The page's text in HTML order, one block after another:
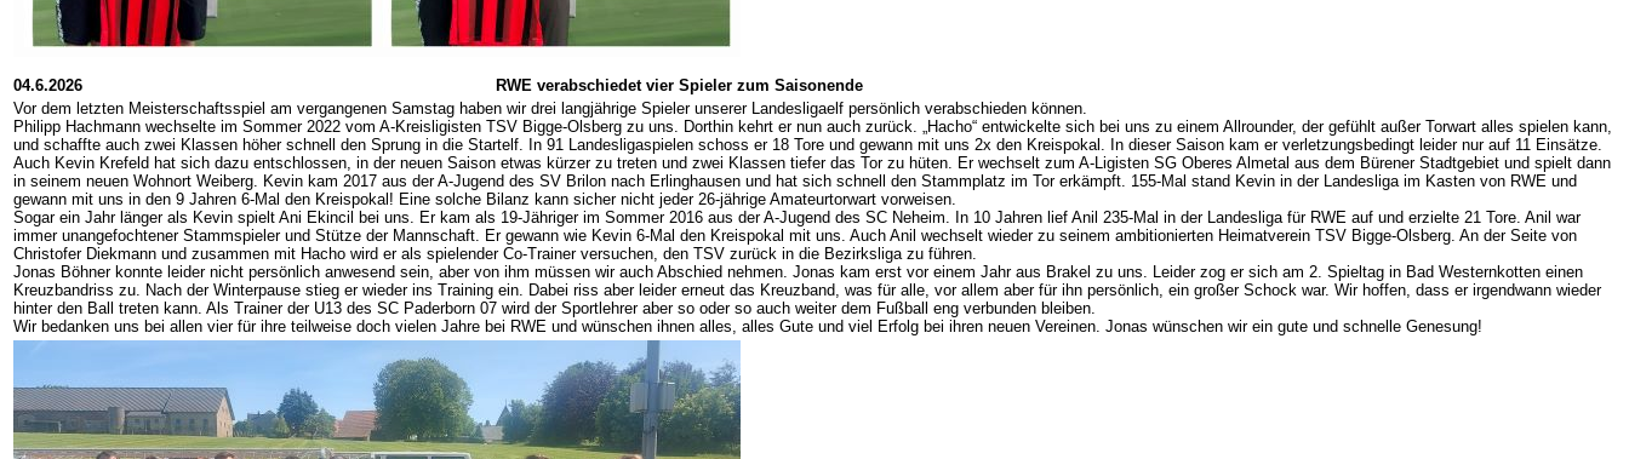
04.6.2026
RWE verabschiedet vier Spieler zum Saisonende
Vor dem letzten Meisterschaftsspiel am vergangenen Samstag haben wir drei langjährige Spieler unserer Landesligaelf persönlich verabschieden können.
Philipp Hachmann wechselte im Sommer 2022 vom A-Kreisligisten TSV Bigge-Olsberg zu uns. Dorthin kehrt er nun auch zurück. „Hacho“ entwickelte sich bei uns zu einem Allrounder, der gefühlt außer Torwart alles spielen kann,
und schaffte auch zwei Klassen höher schnell den Sprung in die Startelf. In 91 Landesligaspielen schoss er 18 Tore und gewann mit uns 2x den Kreispokal. In dieser Saison kam er verletzungsbedingt leider nur auf 11 Einsätze.
Auch Kevin Krefeld hat sich dazu entschlossen, in der neuen Saison etwas kürzer zu treten und zwei Klassen tiefer das Tor zu hüten. Er wechselt zum A-Ligisten SG Oberes Almetal aus dem Bürener Stadtgebiet und spielt dann
in seinem neuen Wohnort Weiberg. Kevin kam 2017 aus der A-Jugend des SV Brilon nach Erlinghausen und hat sich schnell den Stammplatz im Tor erkämpft. 155-Mal stand Kevin in der Landesliga im Kasten von RWE und
gewann mit uns in den 9 Jahren 6-Mal den Kreispokal! Eine solche Bilanz kann sicher nicht jeder 26-jährige Amateurtorwart vorweisen.
Sogar ein Jahr länger als Kevin spielt Ani Ekincil bei uns. Er kam als 19-Jähriger im Sommer 2016 aus der A-Jugend des SC Neheim. In 10 Jahren lief Anil 235-Mal in der Landesliga für RWE auf und erzielte 21 Tore. Anil war
immer unangefochtener Stammspieler und Stütze der Mannschaft. Er gewann wie Kevin 6-Mal den Kreispokal mit uns. Auch Anil wechselt wieder zu seinem ambitionierten Heimatverein TSV Bigge-Olsberg. An der Seite von
Christofer Diekmann und zusammen mit Hacho wird er als spielender Co-Trainer versuchen, den TSV zurück in die Bezirksliga zu führen.
Jonas Böhner konnte leider nicht persönlich anwesend sein, aber von ihm müssen wir auch Abschied nehmen. Jonas kam erst vor einem Jahr aus Brakel zu uns. Leider zog er sich am 2. Spieltag in Bad Westernkotten einen
Kreuzbandriss zu. Nach der Winterpause stieg er wieder ins Training ein. Dabei riss aber leider erneut das Kreuzband, was für alle, vor allem aber für ihn persönlich, ein großer Schock war. Wir hoffen, dass er irgendwann wieder
hinter den Ball treten kann. Als Trainer der U13 des SC Paderborn 07 wird der Sportlehrer aber so oder so auch weiter dem Fußball eng verbunden bleiben.
Wir bedanken uns bei allen vier für ihre teilweise doch vielen Jahre bei RWE und wünschen ihnen alles, alles Gute und viel Erfolg bei ihren neuen Vereinen. Jonas wünschen wir ein gute und schnelle Genesung!